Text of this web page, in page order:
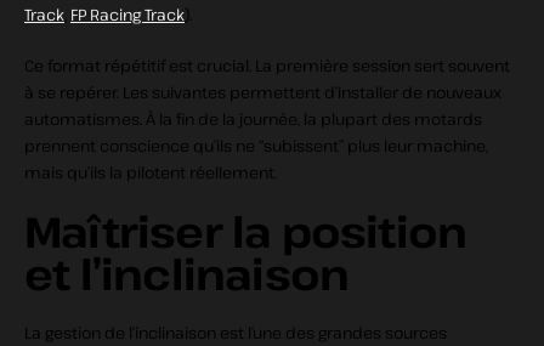
Track FP Racing Track).
Ce format répétitif est crucial. La première session sert souvent
à se repérer. Les suivantes permettent d’installer de nouveaux
automatismes. À la fin de la journée, la plupart des motards
prennent conscience qu’ils ne “subissent” plus leur machine,
mais qu’ils la pilotent réellement.
Maîtriser la position
et l’inclinaison
La gestion de l’inclinaison est l’une des grandes sources